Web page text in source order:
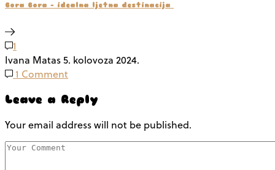
Bora Bora – idealna ljetna destinacija
1
Ivana Matas5. kolovoza 2024.
1 Comment
Leave a Reply
Your email address will not be published.